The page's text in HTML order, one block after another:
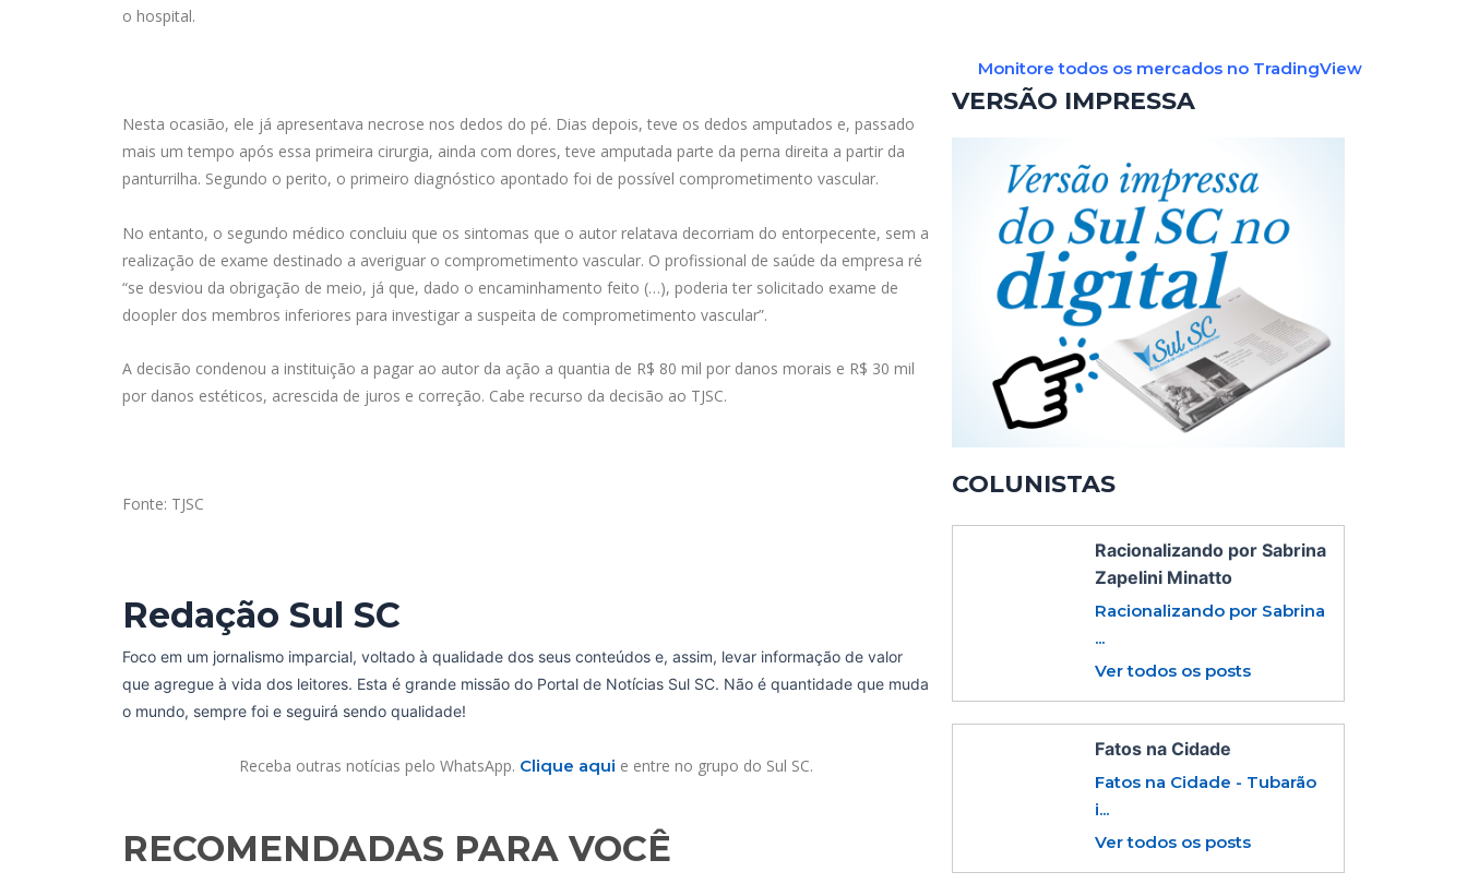
o hospital.
Nesta ocasião, ele já apresentava necrose nos dedos do pé. Dias depois, teve os dedos amputados e, passado
mais um tempo após essa primeira cirurgia, ainda com dores, teve amputada parte da perna direita a partir da
panturrilha. Segundo o perito, o primeiro diagnóstico apontado foi de possível comprometimento vascular.
No entanto, o segundo médico concluiu que os sintomas que o autor relatava decorriam do entorpecente, sem a
realização de exame destinado a averiguar o comprometimento vascular. O profissional de saúde da empresa ré
“se desviou da obrigação de meio, já que, dado o encaminhamento feito (…), poderia ter solicitado exame de
doopler dos membros inferiores para investigar a suspeita de comprometimento vascular”.
A decisão condenou a instituição a pagar ao autor da ação a quantia de R$ 80 mil por danos morais e R$ 30 mil
por danos estéticos, acrescida de juros e correção. Cabe recurso da decisão ao TJSC.
Fonte: TJSC
Redação Sul SC
Foco em um jornalismo imparcial, voltado à qualidade dos seus conteúdos e, assim, levar informação de valor
que agregue à vida dos leitores. Esta é grande missão do Portal de Notícias Sul SC. Não é quantidade que muda
o mundo, sempre foi e seguirá sendo qualidade!
Receba outras notícias pelo WhatsApp. Clique aqui e entre no grupo do Sul SC.
RECOMENDADAS PARA VOCÊ​
Monitore todos os mercados no TradingView
VERSÃO IMPRESSA
COLUNISTAS
Racionalizando por Sabrina
Zapelini Minatto
Racionalizando por Sabrina
...
Ver todos os posts
Fatos na Cidade
Fatos na Cidade - Tubarão
i...
Ver todos os posts